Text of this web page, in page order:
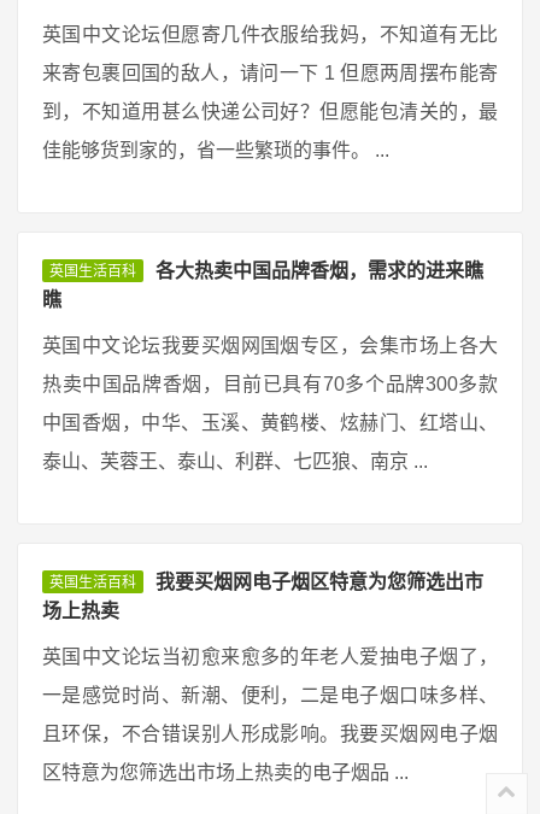
英国中文论坛但愿寄几件衣服给我妈，不知道有无比
来寄包裹回国的敌人，请问一下 1 但愿两周摆布能寄
到，不知道用甚么快递公司好？但愿能包清关的，最
佳能够货到家的，省一些繁琐的事件。 ...
英国生活百科
各大热卖中国品牌香烟，需求的进来瞧
瞧
英国中文论坛我要买烟网国烟专区，会集市场上各大
热卖中国品牌香烟，目前已具有70多个品牌300多款
中国香烟，中华、玉溪、黄鹤楼、炫赫门、红塔山、
泰山、芙蓉王、泰山、利群、七匹狼、南京 ...
英国生活百科
我要买烟网电子烟区特意为您筛选出市
场上热卖
英国中文论坛当初愈来愈多的年老人爱抽电子烟了，
一是感觉时尚、新潮、便利，二是电子烟口味多样、
且环保，不合错误别人形成影响。我要买烟网电子烟
区特意为您筛选出市场上热卖的电子烟品 ...